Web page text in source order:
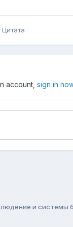
Цитата
account, sign in
и системы